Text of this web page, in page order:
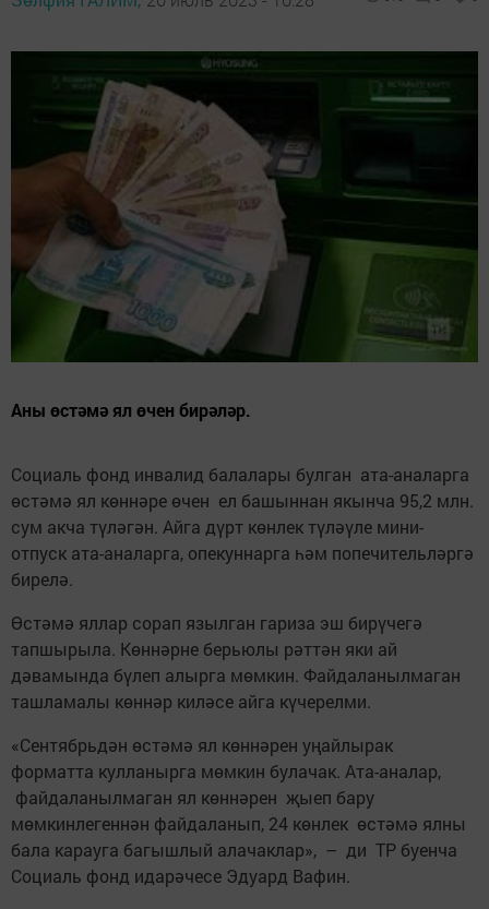
Аны өстәмә ял өчен бирәләр.
Социаль фонд инвалид балалары булган ата-аналарга
өстәмә ял көннәре өчен ел башыннан якынча 95,2 млн.
сум акча түләгән. Айга дүрт көнлек түләүле мини-
отпуск ата-аналарга, опекуннарга һәм попечительләргә
бирелә.
Өстәмә яллар сорап язылган гариза эш бирүчегә
тапшырыла. Көннәрне берьюлы рәттән яки ай
дәвамында бүлеп алырга мөмкин. Файдаланылмаган
ташламалы көннәр киләсе айга күчерелми.
«Сентябрьдән өстәмә ял көннәрен уңайлырак
форматта кулланырга мөмкин булачак. Ата-аналар,
файдаланылмаган ял көннәрен җыеп бару
мөмкинлегеннән файдаланып, 24 көнлек өстәмә ялны
бала карауга багышлый алачаклар», – ди ТР буенча
Социаль фонд идарәчесе Эдуард Вафин.